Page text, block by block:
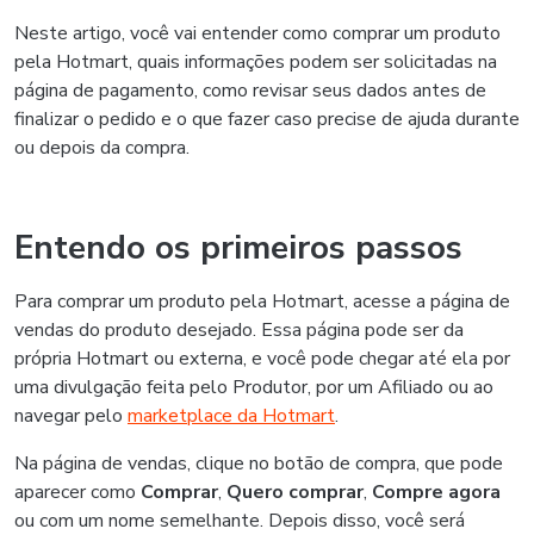
Neste artigo, você vai entender como comprar um produto
pela Hotmart, quais informações podem ser solicitadas na
página de pagamento, como revisar seus dados antes de
finalizar o pedido e o que fazer caso precise de ajuda durante
ou depois da compra.
Entendo os primeiros passos
Para comprar um produto pela Hotmart, acesse a página de
vendas do produto desejado. Essa página pode ser da
própria Hotmart ou externa, e você pode chegar até ela por
uma divulgação feita pelo Produtor, por um Afiliado ou ao
navegar pelo marketplace da Hotmart.
Na página de vendas, clique no botão de compra, que pode
aparecer como Comprar, Quero comprar, Compre agora
ou com um nome semelhante. Depois disso, você será